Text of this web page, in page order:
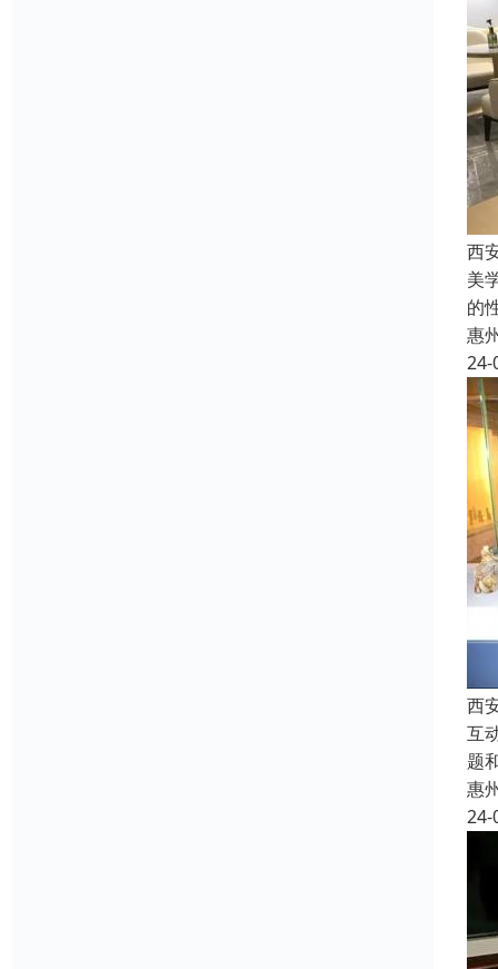
西
美
的
惠
24-
西
互
题
惠
24-